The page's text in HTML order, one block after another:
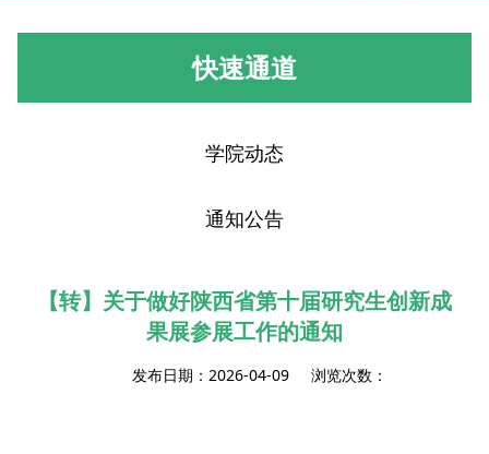
快速通道
学院动态
通知公告
【转】关于做好陕西省第十届研究生创新成
果展参展工作的通知
发布日期：2026-04-09 浏览次数：